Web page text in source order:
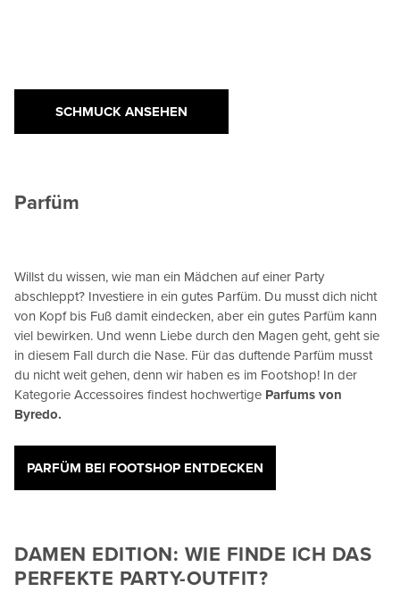
SCHMUCK ANSEHEN
Parfüm
Willst du wissen, wie man ein Mädchen auf einer Party
abschleppt? Investiere in ein gutes Parfüm. Du musst dich nicht
von Kopf bis Fuß damit eindecken, aber ein gutes Parfüm kann
viel bewirken. Und wenn Liebe durch den Magen geht, geht sie
in diesem Fall durch die Nase. Für das duftende Parfüm musst
du nicht weit gehen, denn wir haben es im Footshop! In der
Kategorie Accessoires findest hochwertige Parfums von
Byredo.
PARFÜM BEI FOOTSHOP ENTDECKEN
DAMEN EDITION: WIE FINDE ICH DAS
PERFEKTE PARTY-OUTFIT?